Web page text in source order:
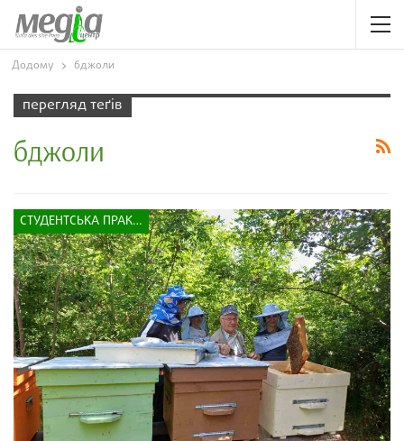
Додому бджоли
перегляд теґів
бджоли
СТУДЕНТСЬКА ПРАКТИКА